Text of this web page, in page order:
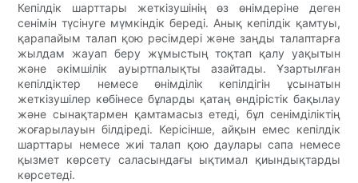
Кепілдік шарттары жеткізушінің өз өнімдеріне деген
сенімін түсінуге мүмкіндік береді. Анық кепілдік қамтуы,
қарапайым талап қою рәсімдері және заңды талаптарға
жылдам жауап беру жұмыстың тоқтап қалу уақытын
және әкімшілік ауыртпалықты азайтады. Ұзартылған
кепілдіктер немесе өнімділік кепілдігін ұсынатын
жеткізушілер көбінесе бұларды қатаң өндірістік бақылау
және сынақтармен қамтамасыз етеді, бұл сенімділіктің
жоғарылауын білдіреді. Керісінше, айқын емес кепілдік
шарттары немесе жиі талап қою даулары сапа немесе
қызмет көрсету саласындағы ықтимал қиындықтарды
көрсетеді.